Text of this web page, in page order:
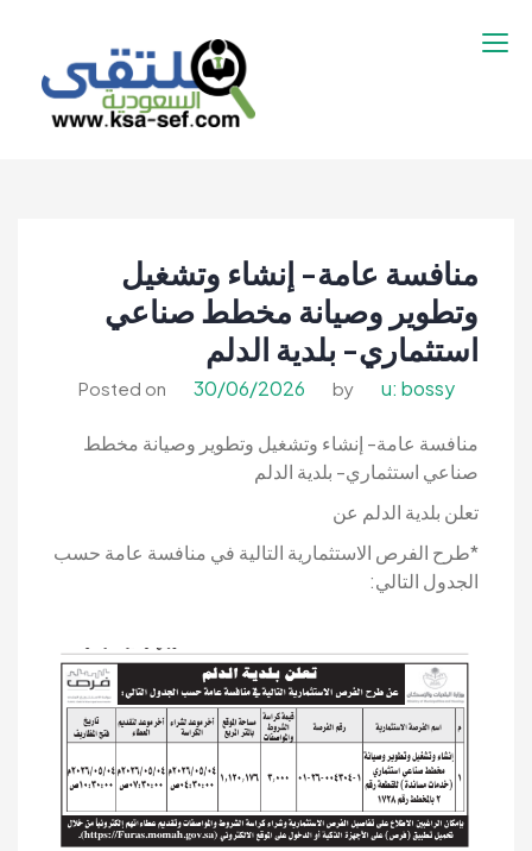
إلى
السعوديه | تنقيب
السعوديه
منافسة عامة- إنشاء وتشغيل
وتطوير وصيانة مخطط صناعي
استثماري- بلدية الدلم
Posted on 30/06/2026 by u: bossy
منافسة عامة- إنشاء وتشغيل وتطوير وصيانة مخطط
صناعي استثماري- بلدية الدلم
تعلن بلدية الدلم عن
*طرح الفرص الاستثمارية التالية في منافسة عامة حسب
الجدول التالي: